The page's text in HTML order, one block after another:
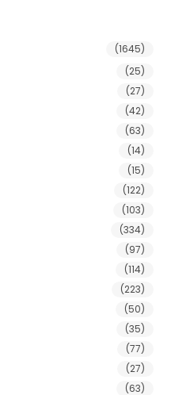
(1645)
(25)
(27)
(42)
(63)
(14)
(15)
(122)
(103)
(334)
(97)
(114)
(223)
(50)
(35)
(77)
(27)
(63)